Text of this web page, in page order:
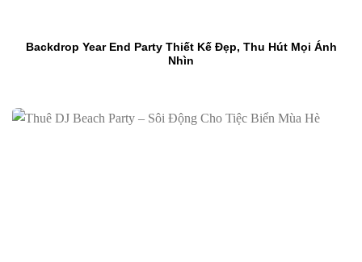
Backdrop Year End Party Thiết Kế Đẹp, Thu Hút Mọi Ánh
Nhìn